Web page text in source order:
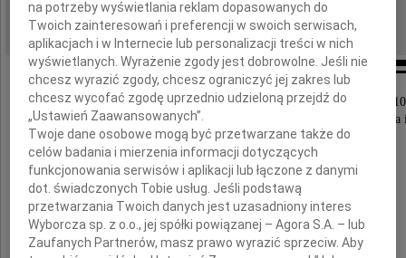
DATA EMISJI: 13.09.2010
Z głębokim żalem zawiadamiamy, że 9 września
zmarła po ciężkiej chorobie nasza najukochańsza Mama
Danuta Gulczyńska
Msza żałobna zostanie odprawiona
w kościele Św. Brygidy
14 września 2010 roku o godzinie 9.00.
na potrzeby wyświetlania reklam dopasowanych do
Twoich zainteresowań i preferencji w swoich serwisach,
aplikacjach i w Internecie lub personalizacji treści w nich
wyświetlanych. Wyrażenie zgody jest dobrowolne. Jeśli nie
chcesz wyrazić zgody, chcesz ograniczyć jej zakres lub
chcesz wycofać zgodę uprzednio udzieloną przejdź do
„Ustawień Zaawansowanych”.
Twoje dane osobowe mogą być przetwarzane także do
celów badania i mierzenia informacji dotyczących
funkcjonowania serwisów i aplikacji lub łączone z danymi
dot. świadczonych Tobie usług. Jeśli podstawą
przetwarzania Twoich danych jest uzasadniony interes
Wyborcza sp. z o.o., jej spółki powiązanej – Agora S.A. – lub
Zaufanych Partnerów, masz prawo wyrazić sprzeciw. Aby